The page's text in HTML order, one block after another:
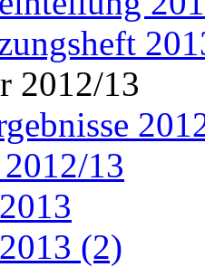
2012/13
13
(2)